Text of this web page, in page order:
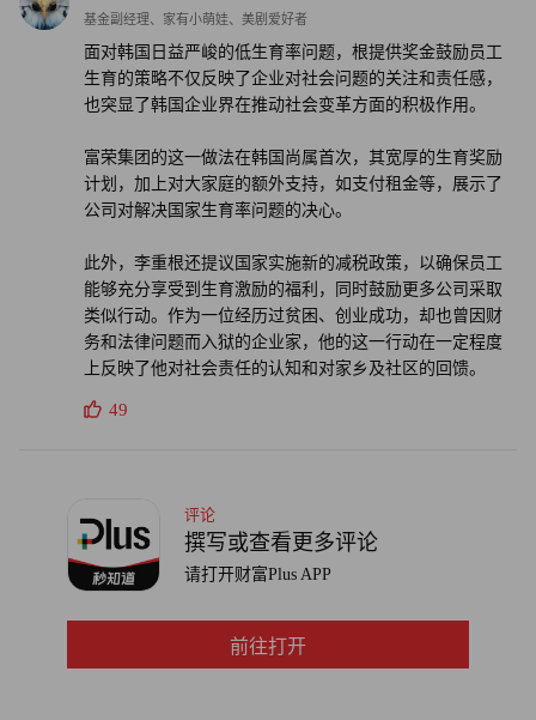
译者：刘进龙
审校：汪皓
基金副经理、家有小萌娃、美剧爱好者
面对韩国日益严峻的低生育率问题，根提供奖金鼓励员工
生育的策略不仅反映了企业对社会问题的关注和责任感，
也突显了韩国企业界在推动社会变革方面的积极作用。
富荣集团的这一做法在韩国尚属首次，其宽厚的生育奖励
计划，加上对大家庭的额外支持，如支付租金等，展示了
公司对解决国家生育率问题的决心。
此外，李重根还提议国家实施新的减税政策，以确保员工
能够充分享受到生育激励的福利，同时鼓励更多公司采取
类似行动。作为一位经历过贫困、创业成功，却也曾因财
务和法律问题而入狱的企业家，他的这一行动在一定程度
上反映了他对社会责任的认知和对家乡及社区的回馈。
49
评论
撰写或查看更多评论
请打开财富Plus APP
前往打开